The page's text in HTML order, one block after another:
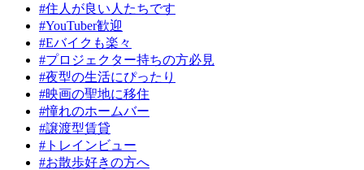
#住人が良い人たちです
#YouTuber歓迎
#Eバイクも楽々
#プロジェクター持ちの方必見
#夜型の生活にぴったり
#映画の聖地に移住
#憧れのホームバー
#譲渡型賃貸
#トレインビュー
#お散歩好きの方へ